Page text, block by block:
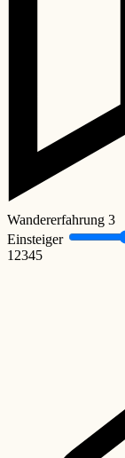
Wandererfahrung 3
Einsteiger
1 2345